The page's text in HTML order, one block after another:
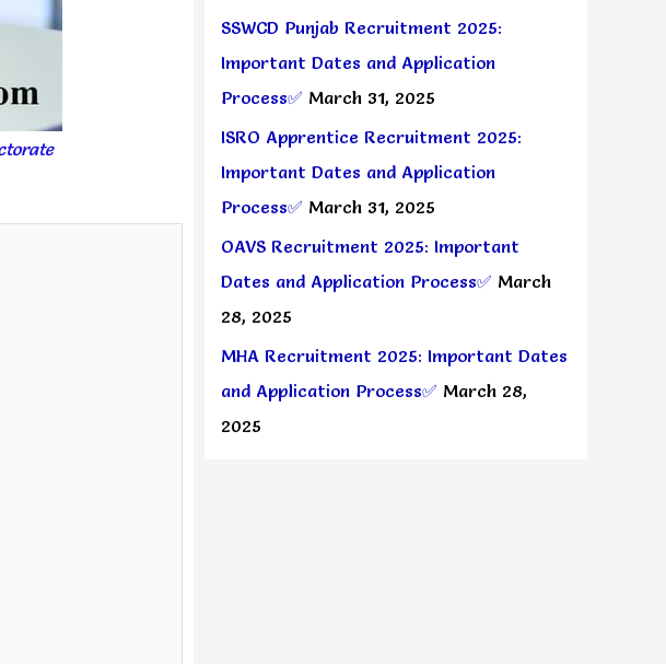
SSWCD Punjab Recruitment 2025:
Important Dates and Application
Process✅ March 31, 2025
ISRO Apprentice Recruitment 2025:
Important Dates and Application
Process✅ March 31, 2025
OAVS Recruitment 2025: Important
Dates and Application Process✅ March
28, 2025
MHA Recruitment 2025: Important Dates
and Application Process✅ March 28,
2025